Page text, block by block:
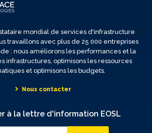
mondial de services d'infrastructure
travaillons avec plus de 25 000 entreprises
: nous améliorons les performances et la
infrastructures, optimisons les ressources
et optimisons les budgets.
Nous contacter
à la lettre d'information EOSL